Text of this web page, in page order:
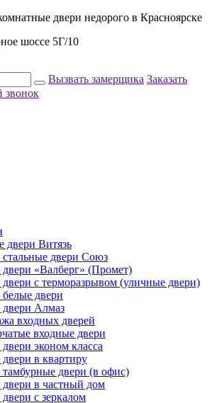
двери недорого в Красноярске
шоссе 5Г/10
Вызвать замерщика Заказать
звонок
двери Витязь
двери Союз
«Валберг» (Промет)
с терморазрывом (уличные двери)
двери
Алмаз
входных дверей
входные двери
эконом класса
в квартиру
двери (в офис)
в частный дом
с зеркалом